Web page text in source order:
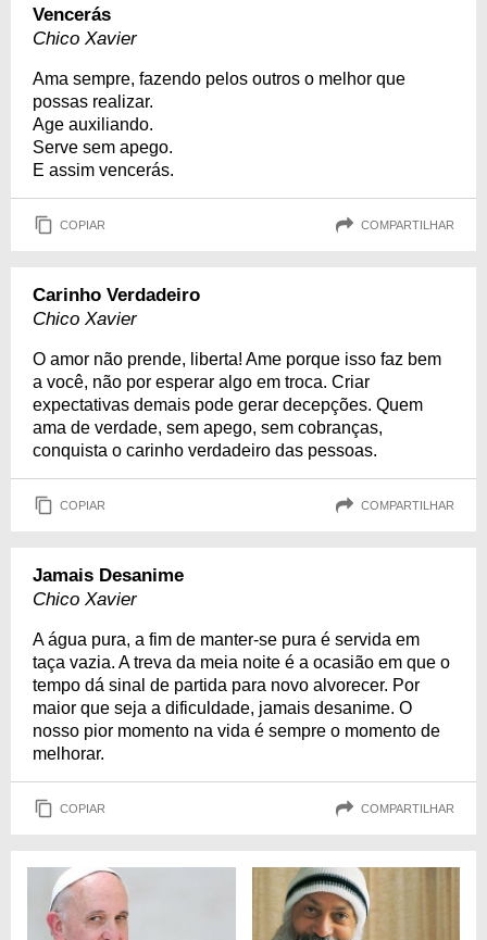
Vencerás
Chico Xavier
Ama sempre, fazendo pelos outros o melhor que
possas realizar.
Age auxiliando.
Serve sem apego.
E assim vencerás.
COPIAR COMPARTILHAR
Carinho Verdadeiro
Chico Xavier
O amor não prende, liberta! Ame porque isso faz bem
a você, não por esperar algo em troca. Criar
expectativas demais pode gerar decepções. Quem
ama de verdade, sem apego, sem cobranças,
conquista o carinho verdadeiro das pessoas.
COPIAR COMPARTILHAR
Jamais Desanime
Chico Xavier
A água pura, a fim de manter-se pura é servida em
taça vazia. A treva da meia noite é a ocasião em que o
tempo dá sinal de partida para novo alvorecer. Por
maior que seja a dificuldade, jamais desanime. O
nosso pior momento na vida é sempre o momento de
melhorar.
COPIAR COMPARTILHAR